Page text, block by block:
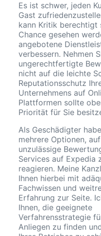
Es ist schwer, jeden
Gast
kann Kritik berechtigt
Chance gesehen
angebotene
verbessern. Nehmen
ungerechtfertigte
nicht auf die leichte
Reputationsschutz
Unternehmens auf
Plattformen sollte
Priorität für Sie
Als Geschädigter
mehrere Optionen,
unzulässige
Services auf Expedia
reagieren. Meine
Ihnen hierbei mit
Fachwissen und
Erfahrung zur Seite.
Ihnen, die geeignete
Verfahrensstrategie
Anliegen zu finden